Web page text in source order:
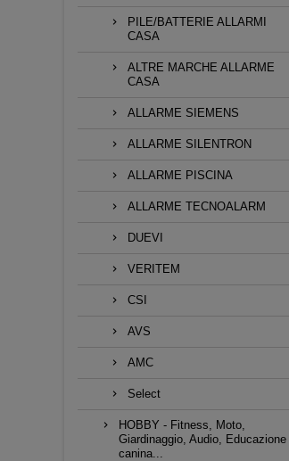
PILE/BATTERIE ALLARMI
CASA
ALTRE MARCHE ALLARME
CASA
ALLARME SIEMENS
ALLARME SILENTRON
ALLARME PISCINA
ALLARME TECNOALARM
DUEVI
VERITEM
CSI
AVS
AMC
Select
HOBBY - Fitness, Moto,
Giardinaggio, Audio, Educazione
canina...